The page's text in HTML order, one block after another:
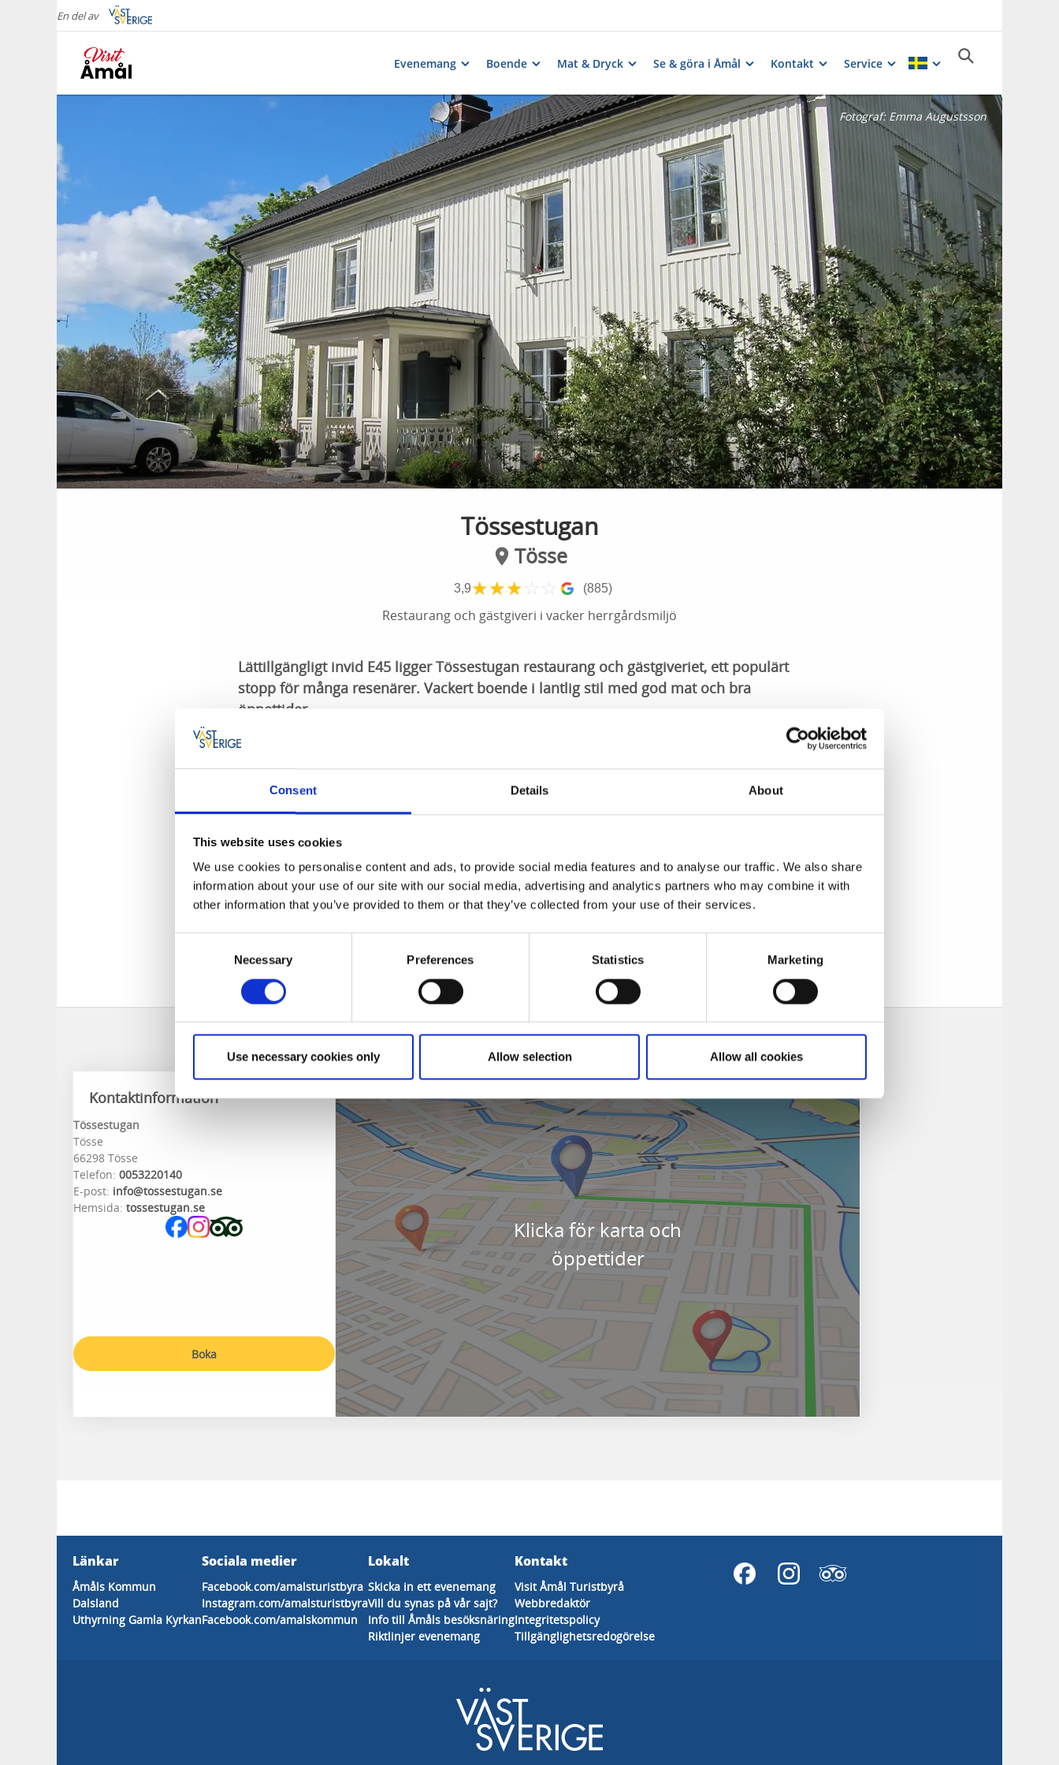
Consent Details About
This website uses cookies
We use cookies to personalise content and ads, to provide social media features and to analyse our traffic. We also share
information about your use of our site with our social media, advertising and analytics partners who may combine it with
other information that you’ve provided to them or that they’ve collected from your use of their services.
Necessary Preferences Statistics Marketing
Use necessary cookies only Allow selection Allow all cookies
En del av
Evenemang Boende Mat & Dryck Se & göra i Åmål Kontakt Service
Fotograf: Emma Augustsson
Tössestugan
Tösse
3,9★★★ ☆ ☆ (885)
Restaurang och gästgiveri i vacker herrgårdsmiljö
Lättillgängligt invid E45 ligger Tössestugan restaurang och gästgiveriet, ett populärt
stopp för många resenärer. Vackert boende i lantlig stil med god mat och bra
öppettider.
Boende
Det nyrenoverade hotellet är från 1800-talets början och erbjuder lyxigt herrgårdsboende med
frukost. De har enkelrum, dubbelrum eller familjerum. Tössestugan är också en härlig mötesplats
Restaurang
Restaurangen har anor från 1500-talet med ca 100 matplatser och har fullständiga rättigheter.
finns nära till hands. Vid beställning i grupp kan maträtt enligt egna önskemål tillagas. Parkering
med plats för bussar, lastbilar och stort antal personbilar.
Kontaktinformation
Tössestugan
Tösse
66298 Tösse
Telefon: 0053220140
E-post: info@tossestugan.se
Hemsida: tossestugan.se
Boka
Klicka för karta och
öppettider
Länkar
Åmåls Kommun
Dalsland
Uthyrning Gamla Kyrkan
Sociala medier
Facebook.com/amalsturistbyra
Instagram.com/amalsturistbyra
Facebook.com/amalskommun
Lokalt
Skicka in ett evenemang
Vill du synas på vår sajt?
Info till Åmåls besöksnäring
Riktlinjer evenemang
Kontakt
Visit Åmål Turistbyrå
Webbredaktör
Integritetspolicy
Tillgänglighetsredogörelse